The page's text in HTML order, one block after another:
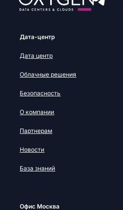
Дата-центр
Дата центр
Облачные решения
Безопасность
О компании
Партнерам
Новости
База знаний
Офис Москва